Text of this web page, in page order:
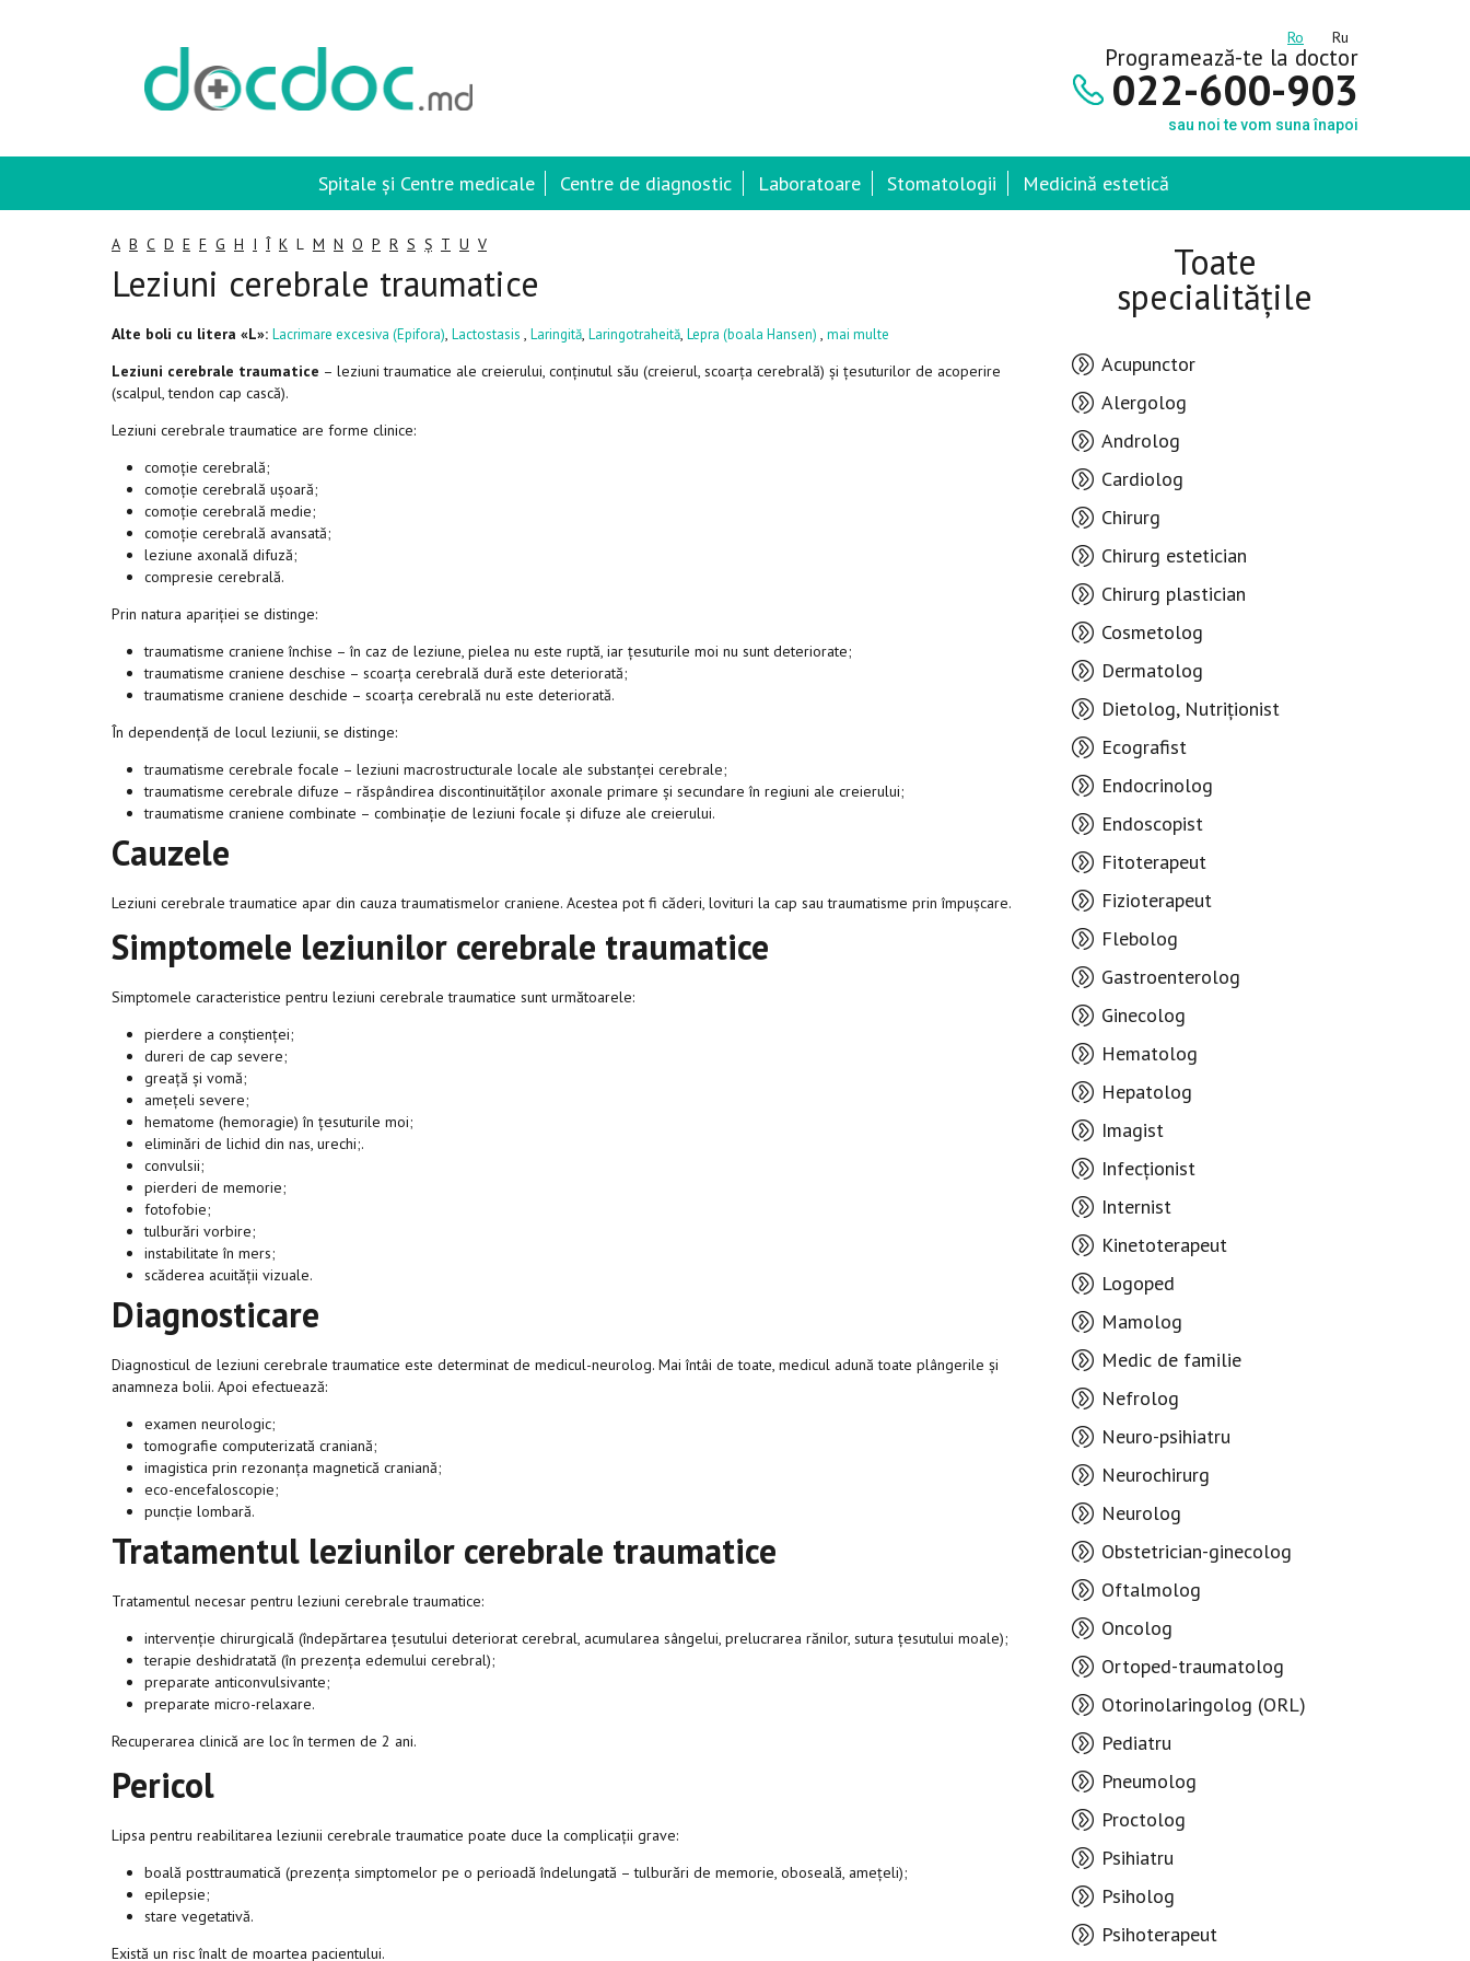
Ro Ru
Programează-te la doctor
022-600-903
sau noi te vom suna înapoi
Spitale și Centre medicale Centre de diagnostic Laboratoare Stomatologii Medicină estetică
A B C D E F G H I Î K L M N O P R S Ș T U V
Leziuni cerebrale traumatice
Alte boli cu litera «L»: Lacrimare excesiva (Epifora), Lactostasis , Laringită, Laringotraheită, Lepra (boala Hansen) , mai multe
Leziuni cerebrale traumatice – leziuni traumatice ale creierului, conținutul său (creierul, scoarța cerebrală) și țesuturilor de acoperire
(scalpul, tendon cap cască).
Leziuni cerebrale traumatice are forme clinice:
comoție cerebrală;
comoție cerebrală ușoară;
comoție cerebrală medie;
comoție cerebrală avansată;
leziune axonală difuză;
compresie cerebrală.
Prin natura apariției se distinge:
traumatisme craniene închise – în caz de leziune, pielea nu este ruptă, iar țesuturile moi nu sunt deteriorate;
traumatisme craniene deschise – scoarța cerebrală dură este deteriorată;
traumatisme craniene deschide – scoarța cerebrală nu este deteriorată.
În dependență de locul leziunii, se distinge:
traumatisme cerebrale focale – leziuni macrostructurale locale ale substanței cerebrale;
traumatisme cerebrale difuze – răspândirea discontinuităților axonale primare și secundare în regiuni ale creierului;
traumatisme craniene combinate – combinație de leziuni focale și difuze ale creierului.
Cauzele
Leziuni cerebrale traumatice apar din cauza traumatismelor craniene. Acestea pot fi căderi, lovituri la cap sau traumatisme prin împușcare.
Simptomele leziunilor cerebrale traumatice
Simptomele caracteristice pentru leziuni cerebrale traumatice sunt următoarele:
pierdere a conștienței;
dureri de cap severe;
greață și vomă;
amețeli severe;
hematome (hemoragie) în țesuturile moi;
eliminări de lichid din nas, urechi;.
convulsii;
pierderi de memorie;
fotofobie;
tulburări vorbire;
instabilitate în mers;
scăderea acuității vizuale.
Diagnosticare
Diagnosticul de leziuni cerebrale traumatice este determinat de medicul-neurolog. Mai întâi de toate, medicul adună toate plângerile și
anamneza bolii. Apoi efectuează:
examen neurologic;
tomografie computerizată craniană;
imagistica prin rezonanța magnetică craniană;
eco-encefaloscopie;
puncție lombară.
Tratamentul leziunilor cerebrale traumatice
Tratamentul necesar pentru leziuni cerebrale traumatice:
intervenție chirurgicală (îndepărtarea țesutului deteriorat cerebral, acumularea sângelui, prelucrarea rănilor, sutura țesutului moale);
terapie deshidratată (în prezența edemului cerebral);
preparate anticonvulsivante;
preparate micro-relaxare.
Recuperarea clinică are loc în termen de 2 ani.
Pericol
Lipsa pentru reabilitarea leziunii cerebrale traumatice poate duce la complicații grave:
boală posttraumatică (prezența simptomelor pe o perioadă îndelungată – tulburări de memorie, oboseală, amețeli);
epilepsie;
stare vegetativă.
Există un risc înalt de moartea pacientului.
Toate
specialitățile
Acupunctor
Alergolog
Androlog
Cardiolog
Chirurg
Chirurg estetician
Chirurg plastician
Cosmetolog
Dermatolog
Dietolog, Nutriționist
Ecografist
Endocrinolog
Endoscopist
Fitoterapeut
Fizioterapeut
Flebolog
Gastroenterolog
Ginecolog
Hematolog
Hepatolog
Imagist
Infecționist
Internist
Kinetoterapeut
Logoped
Mamolog
Medic de familie
Nefrolog
Neuro-psihiatru
Neurochirurg
Neurolog
Obstetrician-ginecolog
Oftalmolog
Oncolog
Ortoped-traumatolog
Otorinolaringolog (ORL)
Pediatru
Pneumolog
Proctolog
Psihiatru
Psiholog
Psihoterapeut